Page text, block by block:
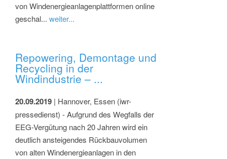
von Windenergieanlagenplattformen online
geschal... weiter...
Repowering, Demontage und
Recycling in der
Windindustrie – ...
20.09.2019 | Hannover, Essen (iwr-
pressedienst) - Aufgrund des Wegfalls der
EEG-Vergütung nach 20 Jahren wird ein
deutlich ansteigendes Rückbauvolumen
von alten Windenergieanlagen in den